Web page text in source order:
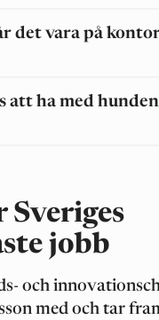
det vara på
att ha med
Sveriges
jobb
och
med och tar